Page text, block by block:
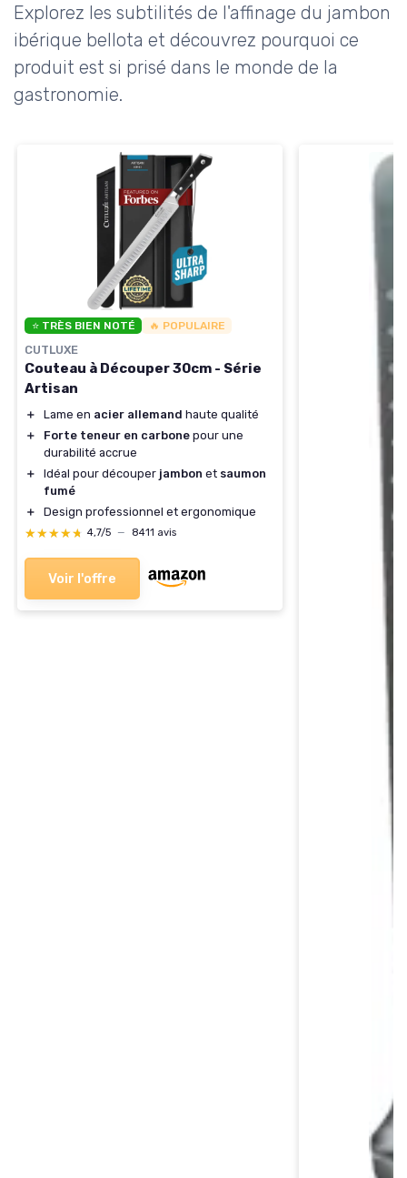
Explorez les subtilités de l'affinage du jambon
ibérique bellota et découvrez pourquoi ce
produit est si prisé dans le monde de la
gastronomie.
⭐ TRÈS BIEN NOTÉ 🔥 POPULAIRE
CUTLUXE
Couteau à Découper 30cm - Série
Artisan
＋ Lame en acier allemand haute qualité
＋
Forte teneur en carbone pour une
durabilité accrue
＋
Idéal pour découper jambon et saumon
fumé
＋
Design professionnel et ergonomique
★★★★★
★★★★★ 4,7/5 — 8411 avis
Voir l'offre